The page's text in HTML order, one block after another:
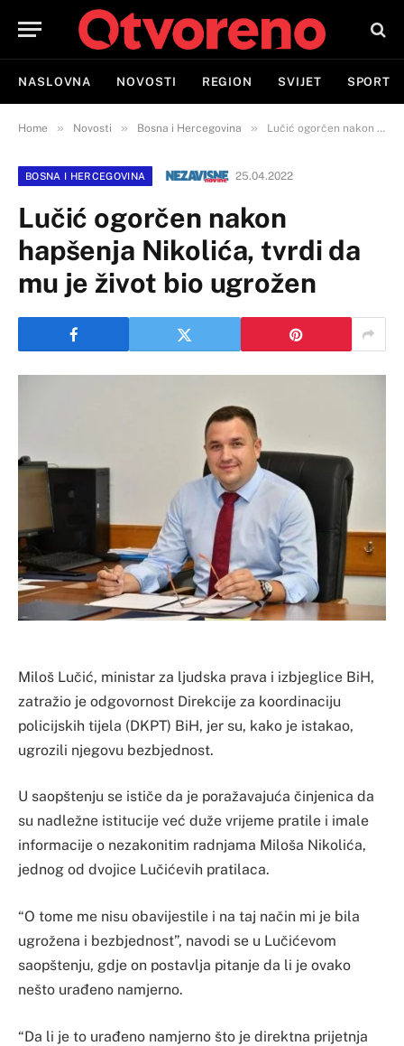
NASLOVNA NOVOSTI REGION SVIJET SPORT
Home » Novosti » Bosna i Hercegovina » Lučić ogorčen nakon hapšenja Nikolića, tvrdi da mu je život bio ugrožen
BOSNA I HERCEGOVINA 25.04.2022
Lučić ogorčen nakon
hapšenja Nikolića, tvrdi da
mu je život bio ugrožen
Miloš Lučić, ministar za ljudska prava i izbjeglice BiH,
zatražio je odgovornost Direkcije za koordinaciju
policijskih tijela (DKPT) BiH, jer su, kako je istakao,
ugrozili njegovu bezbjednost.
U saopštenju se ističe da je poražavajuća činjenica da
su nadležne istitucije već duže vrijeme pratile i imale
informacije o nezakonitim radnjama Miloša Nikolića,
jednog od dvojice Lučićevih pratilaca.
“O tome me nisu obavijestile i na taj način mi je bila
ugrožena i bezbjednost”, navodi se u Lučićevom
saopštenju, gdje on postavlja pitanje da li je ovako
nešto urađeno namjerno.
“Da li je to urađeno namjerno što je direktna prijetnja